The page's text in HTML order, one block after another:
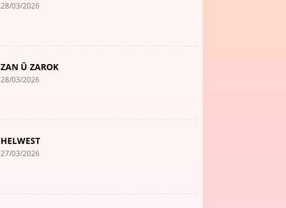
28/03/2026
ZAN Û ZAROK
28/03/2026
HELWEST
27/03/2026